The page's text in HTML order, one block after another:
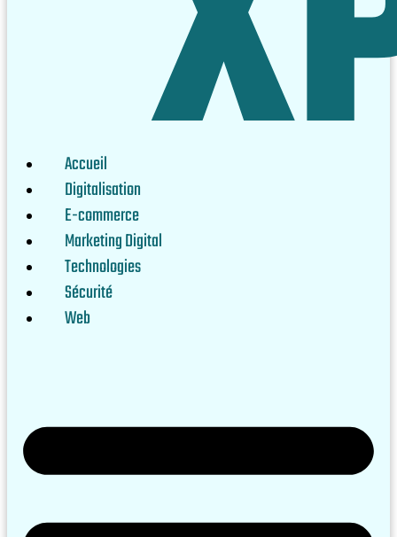
Accueil
Digitalisation
E-commerce
Marketing Digital
Technologies
Sécurité
Web